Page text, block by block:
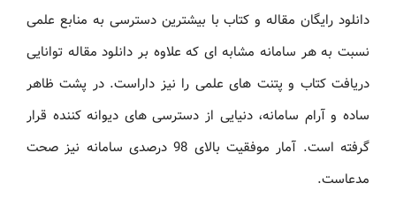
دانلود رایگان مقاله و کتاب با بیشترین دسترسی به منابع علمی
نسبت به هر سامانه مشابه ای که علاوه بر دانلود مقاله توانایی
دریافت کتاب و پتنت های علمی را نیز داراست. در پشت ظاهر
ساده و آرام سامانه، دنیایی از دسترسی های دیوانه کننده قرار
گرفته است. آمار موفقیت بالای 98 درصدی سامانه نیز صحت
مدعاست.